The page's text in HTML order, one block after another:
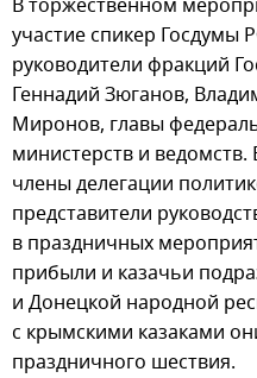
В торжественном
участие спикер Госдумы
руководители фракций
Геннадий Зюганов,
Миронов, главы
министерств и ведомств.
члены делегации
представители
в праздничных
прибыли и казачьи
и Донецкой народной
с крымскими казаками
праздничного шествия.